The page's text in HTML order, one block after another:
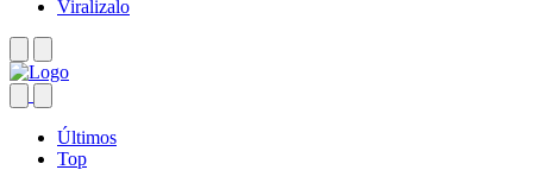
Viralizalo
Últimos
Top